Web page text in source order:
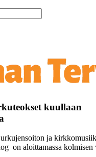
kuullaan
ja
on aloittamassa kolmisen